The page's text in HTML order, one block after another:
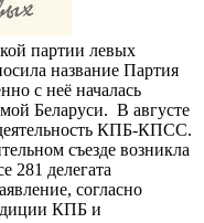
партии левых
название Партия
с неё началась
Беларуси. В августе
КПБ-КПСС.
съезде возникла
281 делегата
согласно
КПБ и